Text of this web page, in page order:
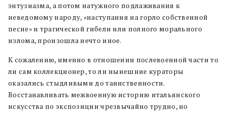
энтузиазма, а потом натужного подлаживания к
неведомому народу, «наступания на горло собственной
песне» и трагической гибели или полного морального
излома, произошла нечто иное.
К сожалению, именно в отношении послевоенной части то
ли сам коллекционер, то ли нынешние кураторы
оказались стыдливыми до таинственности.
Восстанавливать межвоенную историю итальянского
искусства по экспозиции чрезвычайно трудно, но